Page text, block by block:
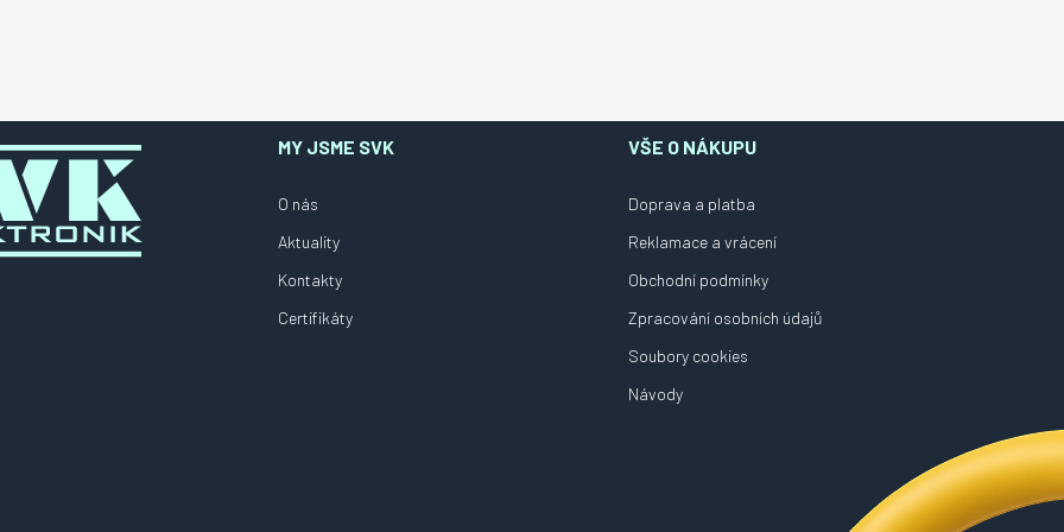
MY JSME SVK
O nás
Aktuality
Kontakty
Certifikáty
VŠE O NÁKUPU
Doprava a platba
Reklamace a vrácení
Obchodní podmínky
Zpracování osobních údajů
Soubory cookies
Návody